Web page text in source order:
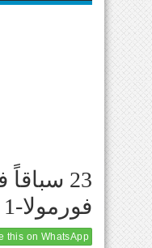
23
فورمولا-1 للعام القادم
this on WhatsApp